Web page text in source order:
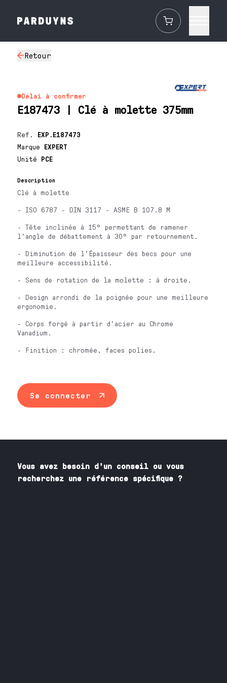
Retour
Délai à confirmer
E187473 | Clé à molette 375mm
Ref. EXP.E187473
Marque EXPERT
Unité PCE
Description
Clé à molette
- ISO 6787 - DIN 3117 - ASME B 107.8 M
- Tête inclinée à 15° permettant de ramener
l'angle de débattement à 30° par retournement.
- Diminution de l'Épaisseur des becs pour une
meilleure accessibilité.
- Sens de rotation de la molette : à droite.
- Design arrondi de la poignée pour une meilleure
ergonomie.
- Corps forgé à partir d'acier au Chrome
Vanadium.
- Finition : chromée, faces polies.
Se connecter
Vous avez besoin d'un conseil ou vous
recherchez une référence spécifique ?